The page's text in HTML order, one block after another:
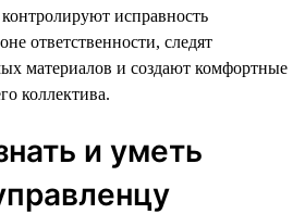
исправность
ответственности, следят
материалов и создают комфортные
коллектива.
и уметь